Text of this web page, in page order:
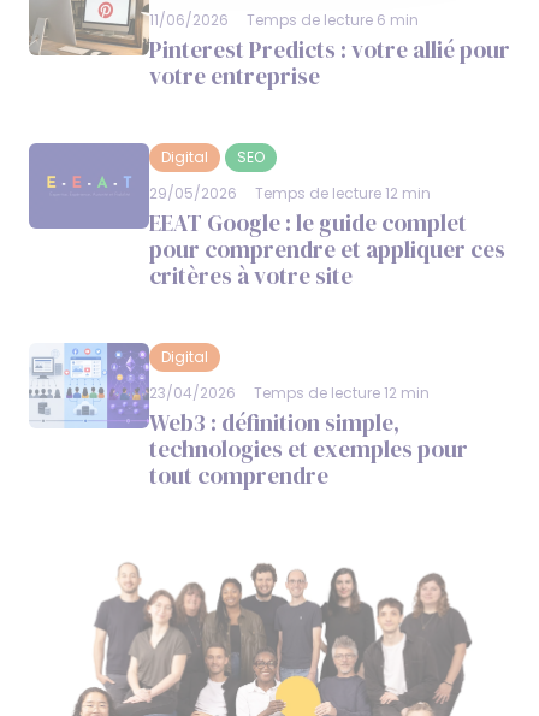
11/06/2026
Temps de lecture 6 min
Pinterest Predicts : votre allié pour
votre entreprise
Digital
SEO
29/05/2026
Temps de lecture 12 min
EEAT Google : le guide complet
pour comprendre et appliquer ces
critères à votre site
Digital
23/04/2026
Temps de lecture 12 min
Web3 : définition simple,
technologies et exemples pour
tout comprendre